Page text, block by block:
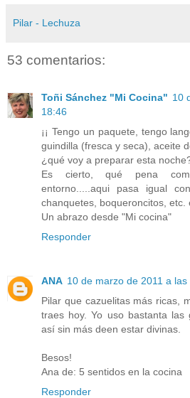
Pilar - Lechuza
53 comentarios:
Toñi Sánchez "Mi Cocina" 10
18:46
¡¡ Tengo un paquete, tengo
guindilla (fresca y seca), aceite
¿qué voy a preparar esta
Es cierto, qué pena
entorno.....aqui pasa igual
chanquetes, boqueroncitos, etc.
Un abrazo desde "Mi cocina"
Responder
ANA 10 de marzo de 2011 a las
Pilar que cazuelitas más ricas,
traes hoy. Yo uso bastanta
así sin más deen estar divinas.
Besos!
Ana de: 5 sentidos en la cocina
Responder